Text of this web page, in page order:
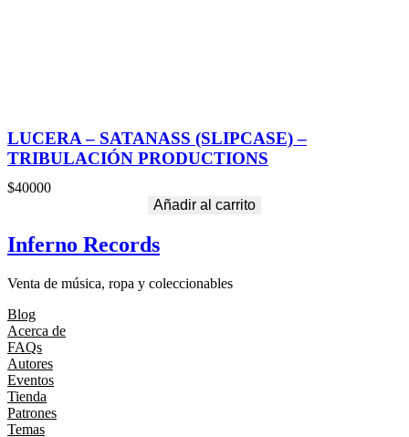
LUCERA – SATANASS (SLIPCASE) –
TRIBULACIÓN PRODUCTIONS
$40000
Añadir al carrito
Inferno Records
Venta de música, ropa y coleccionables
Blog
Acerca de
FAQs
Autores
Eventos
Tienda
Patrones
Temas